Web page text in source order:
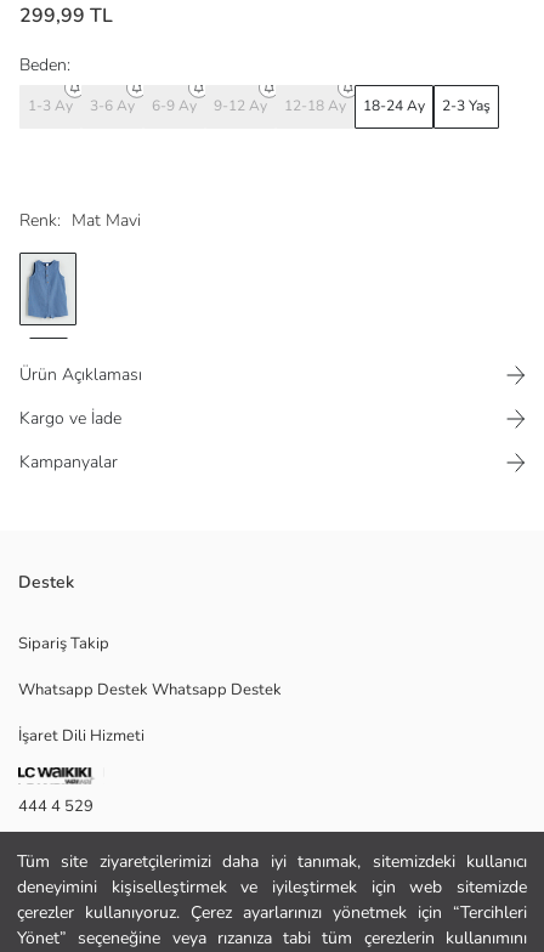
Tüm site ziyaretçilerimizi daha iyi tanımak, sitemizdeki kullanıcı
deneyimini kişiselleştirmek ve iyileştirmek için web sitemizde
çerezler kullanıyoruz. Çerez ayarlarınızı yönetmek için “Tercihleri
Yönet” seçeneğine veya rızanıza tabi tüm çerezlerin kullanımını
299,99 TL
Renk: Mat Mavi
Beden:
1-3 Ay 3-6 Ay 6-9 Ay 9-12 Ay 12-18 Ay 18-24 Ay 2-3 Yaş
Ürün Açıklaması
Kargo ve İade
Kampanyalar
kolsuz ve bisiklet yakalıdır. Önden düğmeli ve ağdan çıtçıt kapamalıdır.
Ana Kumaş:
Menşei:
Satıcı:
Marka:
Cinsiyet:
Kalıp:
Kumaş:
Kalınlık:
Destek
Sipariş Takip
Whatsapp Destek Whatsapp Destek
İşaret Dili Hizmeti
444 4 529
İletişim Formu
444 4 529